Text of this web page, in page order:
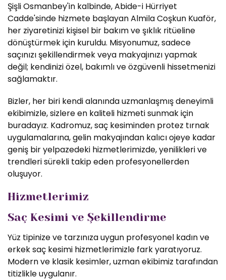
Şişli Osmanbey'in kalbinde, Abide-i Hürriyet
Cadde'sinde hizmete başlayan Almila Coşkun Kuaför,
her ziyaretinizi kişisel bir bakım ve şıklık ritüeline
dönüştürmek için kuruldu. Misyonumuz, sadece
saçınızı şekillendirmek veya makyajınızı yapmak
değil; kendinizi özel, bakımlı ve özgüvenli hissetmenizi
sağlamaktır.
Bizler, her biri kendi alanında uzmanlaşmış deneyimli
ekibimizle, sizlere en kaliteli hizmeti sunmak için
buradayız. Kadromuz, saç kesiminden protez tırnak
uygulamalarına, gelin makyajından kalıcı ojeye kadar
geniş bir yelpazedeki hizmetlerimizde, yenilikleri ve
trendleri sürekli takip eden profesyonellerden
oluşuyor.
Hizmetlerimiz
Saç Kesimi ve Şekillendirme
Yüz tipinize ve tarzınıza uygun profesyonel kadın ve
erkek saç kesimi hizmetlerimizle fark yaratıyoruz.
Modern ve klasik kesimler, uzman ekibimiz tarafından
titizlikle uygulanır.